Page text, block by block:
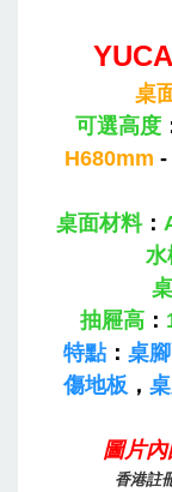
桌
可選高度
H680mm -
桌面材料：
水
抽屜高 ：
特點： 桌
傷地板 ，
圖片
香港註